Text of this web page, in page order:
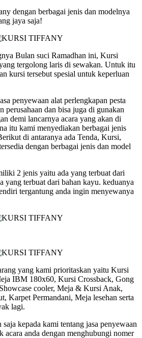
dengan berbagai jenis dan modelnya
jaya saja!
Bulan suci Ramadhan ini, Kursi
tergolong laris di sewakan. Untuk itu
kursi tersebut spesial untuk keperluan
penyewaan alat perlengkapan pesta
perusahaan dan bisa juga di gunakan
demi lancarnya acara yang akan di
itu kami menyediakan berbagai jenis
di antaranya ada Tenda, Kursi,
dengan berbagai jenis dan model
2 jenis yaitu ada yang terbuat dari
yang terbuat dari bahan kayu. keduanya
tergantung anda ingin menyewanya
yang kami prioritaskan yaitu Kursi
IBM 180x60, Kursi Crossback, Gong
cooler, Meja & Kursi Anak,
Karpet Permandani, Meja lesehan serta
lagi.
kepada kami tentang jasa penyewaan
acara anda dengan menghubungi nomer